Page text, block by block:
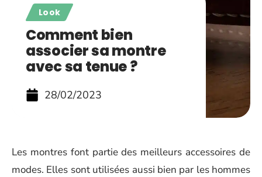
Look
Comment bien
associer sa montre
avec sa tenue ?
28/02/2023
Les montres font partie des meilleurs accessoires de
modes. Elles sont utilisées aussi bien par les hommes